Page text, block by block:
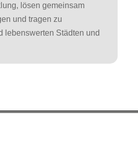
lösen gemeinsam
und tragen zu
lebenswerten Städten und